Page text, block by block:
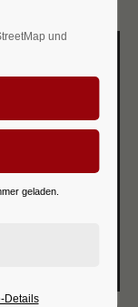
und
geladen.
Details